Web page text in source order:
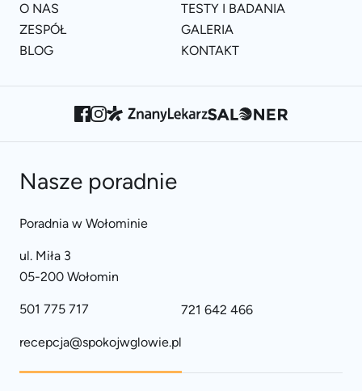
O NAS
TESTY I BADANIA
ZESPÓŁ
GALERIA
BLOG
KONTAKT
Nasze poradnie
Poradnia w Wołominie
ul. Miła 3
05-200 Wołomin
501 775 717 721 642 466
recepcja@spokojwglowie.pl